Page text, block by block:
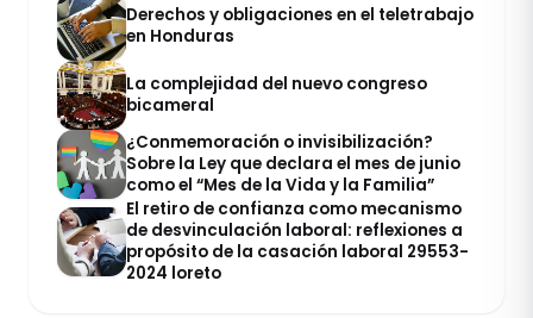
Derechos y obligaciones en el teletrabajo
en Honduras
La complejidad del nuevo congreso
bicameral
¿Conmemoración o invisibilización?
Sobre la Ley que declara el mes de junio
como el “Mes de la Vida y la Familia”
El retiro de confianza como mecanismo
de desvinculación laboral: reflexiones a
propósito de la casación laboral 29553-
2024 loreto